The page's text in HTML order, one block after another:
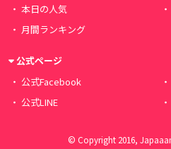
本日の人気
月間ランキング
公式ページ
公式Facebook
公式LINE
© Copyright 2016,